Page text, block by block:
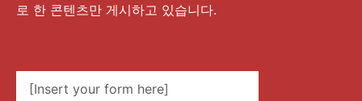
로 한 콘텐츠만 게시하고 있습니다.
[Insert your form here]